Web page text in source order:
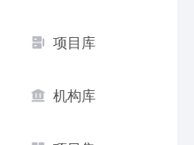
项目库
机构库